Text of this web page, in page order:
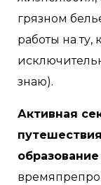
грязном
работы на ту,
знаю).
Активная
образование